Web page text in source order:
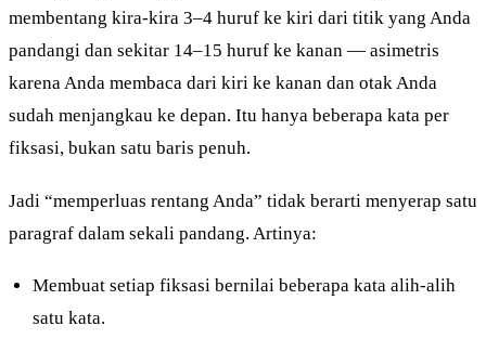
membentang kira-kira 3–4 huruf ke kiri dari titik yang Anda
pandangi dan sekitar 14–15 huruf ke kanan — asimetris
karena Anda membaca dari kiri ke kanan dan otak Anda
sudah menjangkau ke depan. Itu hanya beberapa kata per
fiksasi, bukan satu baris penuh.
Jadi “memperluas rentang Anda” tidak berarti menyerap satu
paragraf dalam sekali pandang. Artinya:
Membuat setiap fiksasi bernilai beberapa kata alih-alih
satu kata.